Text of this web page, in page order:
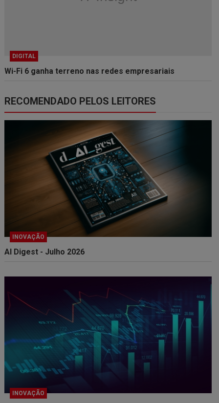
DIGITAL
Wi-Fi 6 ganha terreno nas redes empresariais
RECOMENDADO PELOS LEITORES
INOVAÇÃO
AI Digest - Julho 2026
INOVAÇÃO